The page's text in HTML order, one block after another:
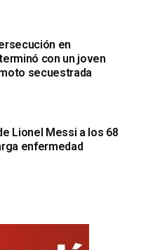
en
con un joven
secuestrada
Lionel Messi a los 68
enfermedad